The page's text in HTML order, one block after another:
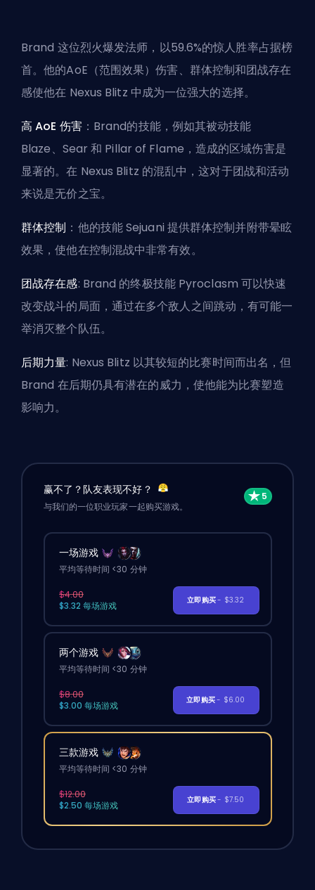
Brand 这位烈火爆发法师，以59.6%的惊人胜率占据榜
首。他的AoE（范围效果）伤害、群体控制和团战存在
感使他在 Nexus Blitz 中成为一位强大的选择。
高 AoE 伤害：Brand的技能，例如其被动技能
Blaze、Sear 和 Pillar of Flame，造成的区域伤害是
显著的。在 Nexus Blitz 的混乱中，这对于团战和活动
来说是无价之宝。
群体控制 ：他的技能 Sejuani 提供群体控制并附带晕眩
效果，使他在控制混战中非常有效。
团战存在感: Brand 的终极技能 Pyroclasm 可以快速
改变战斗的局面，通过在多个敌人之间跳动，有可能一
举消灭整个队伍。
后期力量: Nexus Blitz 以其较短的比赛时间而出名，但
Brand 在后期仍具有潜在的威力，使他能为比赛塑造
影响力。
赢不了？队友表现不好？
与我们的一位职业玩家一起购买游戏。
一场游戏
平均等待时间 <30 分钟
$4.00
$3.32 每场游戏
立即购买- $3.32
两个游戏
平均等待时间 <30 分钟
$8.00
$3.00 每场游戏
立即购买- $6.00
三款游戏
平均等待时间 <30 分钟
$12.00
$2.50 每场游戏
立即购买- $7.50